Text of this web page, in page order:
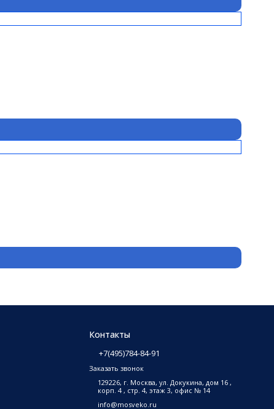
Контакты
+7(495)784-84-91
Заказать звонок
129226, г. Москва, ул. Докукина, дом 16 ,
корп. 4 , стр. 4, этаж 3, офис № 14
info@mosveko.ru